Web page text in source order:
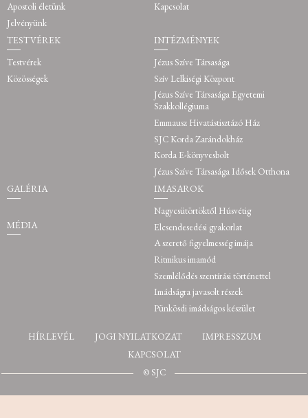
Apostoli életünk
Jelvényünk
Kapcsolat
TESTVÉREK
Testvérek
Közösségek
INTÉZMÉNYEK
Jézus Szíve Társasága
Szív Lelkiségi Központ
Jézus Szíve Társasága Egyetemi
Szakkollégiuma
Emmausz Hivatástisztázó Ház
SJC Korda Zarándokház
Korda E-könyvesbolt
Jézus Szíve Társasága Idősek Otthona
GALÉRIA
MÉDIA
IMASAROK
Nagycsütörtöktől Húsvétig
Elcsendesedési gyakorlat
A szerető figyelmesség imája
Ritmikus imamód
Szemlélődés szentírási történettel
Imádságra javasolt részek
Pünkösdi imádságos készület
HÍRLEVÉL JOGI NYILATKOZAT
IMPRESSZUM
KAPCSOLAT
© SJC